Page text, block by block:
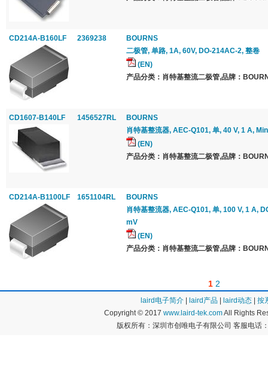
CD214A-B160LF 2369238
BOURNS
二极管, 单路, 1A, 60V, DO-214AC-2, 整卷
(EN)
产品分类：肖特基整流二极管,品牌：
CD1607-B140LF 1456527RL
BOURNS
肖特基整流器, AEC-Q101, 单, 40 V, 1 A,
(EN)
产品分类：肖特基整流二极管,品牌：
CD214A-B1100LF 1651104RL
BOURNS
肖特基整流器, AEC-Q101, 单, 100 V, 1 A,
mV
(EN)
产品分类：肖特基整流二极管,品牌：
1 2
laird电子简介 laird产品 laird动态
按
Copyright © 2017 www.laird-tek.comAll Rights
版权所有：深圳市创唯电子有限公司 客服电话